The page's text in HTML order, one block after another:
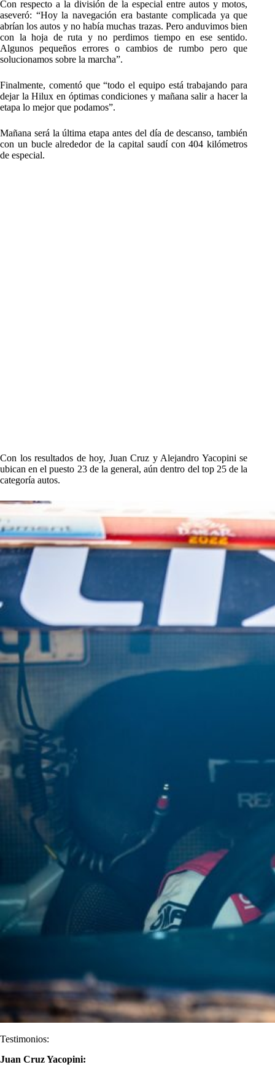
Con respecto a la división de la especial entre autos y motos,
aseveró: “Hoy la navegación era bastante complicada ya que
abrían los autos y no había muchas trazas. Pero anduvimos bien
con la hoja de ruta y no perdimos tiempo en ese sentido.
Algunos pequeños errores o cambios de rumbo pero que
solucionamos sobre la marcha”.
Finalmente, comentó que “todo el equipo está trabajando para
dejar la Hilux en óptimas condiciones y mañana salir a hacer la
etapa lo mejor que podamos”.
Mañana será la última etapa antes del día de descanso, también
con un bucle alrededor de la capital saudí con 404 kilómetros
de especial.
Con los resultados de hoy, Juan Cruz y Alejandro Yacopini se
ubican en el puesto 23 de la general, aún dentro del top 25 de la
categoría autos.
Testimonios:
Juan Cruz Yacopini: